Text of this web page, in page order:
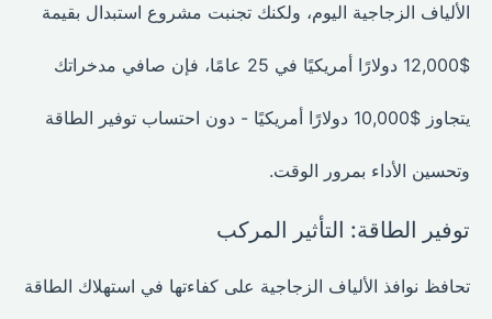
الألياف الزجاجية اليوم، ولكنك تجنبت مشروع استبدال بقيمة
$12,000 دولارًا أمريكيًا في 25 عامًا، فإن صافي مدخراتك
يتجاوز $10,000 دولارًا أمريكيًا - دون احتساب توفير الطاقة
وتحسين الأداء بمرور الوقت.
توفير الطاقة: التأثير المركب
تحافظ نوافذ الألياف الزجاجية على كفاءتها في استهلاك الطاقة